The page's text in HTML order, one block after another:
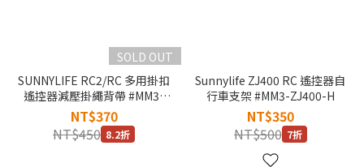
SOLD OUT
SUNNYLIFE RC2/RC 多用掛扣
遙控器減壓掛繩背帶 #MM3-
GS389-H
NT$370
NT$450 8.2折
Sunnylife ZJ400 RC 遙控器自
行車支架 #MM3-ZJ400-H
NT$350
NT$500 7折